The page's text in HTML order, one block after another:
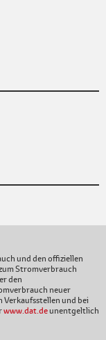
und den offiziellen
Stromverbrauch
den
neuer
Verkaufsstellen und bei
www.dat.deunentgeltlich